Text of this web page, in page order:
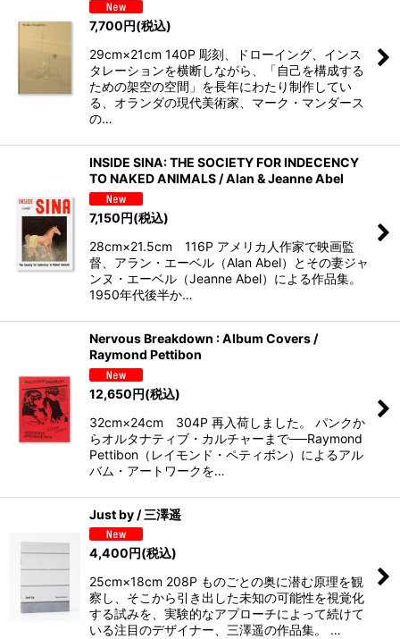
7,700円(税込)
29cm×21cm 140P 彫刻、ドローイング、インス
タレーションを横断しながら、「自己を構成する
ための架空の空間」を長年にわたり制作してい
る、オランダの現代美術家、マーク・マンダース
の…
INSIDE SINA: THE SOCIETY FOR INDECENCY
TO NAKED ANIMALS / Alan & Jeanne Abel
7,150円(税込)
28cm×21.5cm 116P アメリカ人作家で映画監
督、アラン・エーベル（Alan Abel）とその妻ジャ
ンヌ・エーベル（Jeanne Abel）による作品集。
1950年代後半か…
Nervous Breakdown : Album Covers /
Raymond Pettibon
12,650円(税込)
32cm×24cm 304P 再入荷しました。 パンクか
らオルタナティブ・カルチャーまで──Raymond
Pettibon（レイモンド・ペティボン）によるアル
バム・アートワークを…
Just by / 三澤遥
4,400 円(税込)
25cm×18cm 208P ものごとの奥に潜む原理を観
察し、そこから引き出した未知の可能性を視覚化
する試みを、実験的なアプローチによって続けて
いる注目のデザイナー、三澤遥の作品集。 …